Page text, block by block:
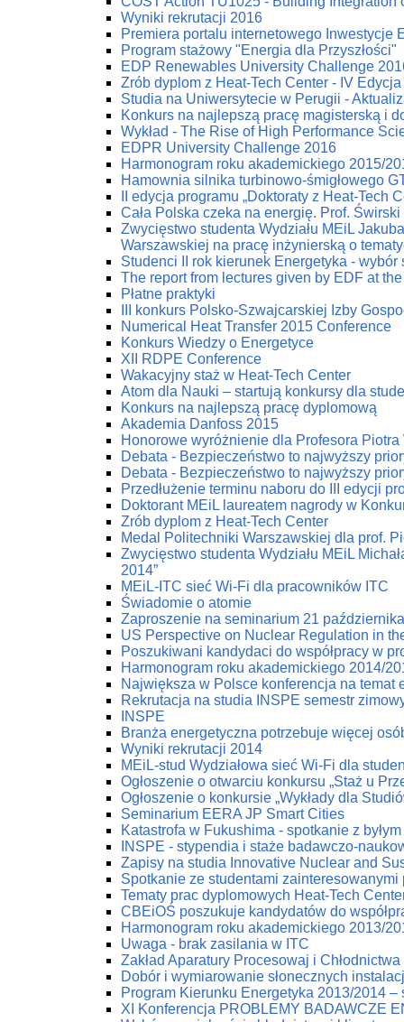
Wyniki rekrutacji 2016
Premiera portalu internetowego Inwestycje
Program stażowy "Energia dla Przyszłości"
EDP Renewables University Challenge
Zrób dyplom z Heat-Tech Center - IV
Studia na Uniwersytecie w Perugii -
Konkurs na najlepszą pracę magisterską i
Wykład - The Rise of High Performance
EDPR University Challenge 2016
Harmonogram roku akademickiego 2015/
Hamownia silnika turbinowo-śmigłowego
II edycja programu „Doktoraty z Heat-Tech
Cała Polska czeka na energię. Prof. Świrski
Zwycięstwo studenta Wydziału MEiL
Warszawskiej na pracę inżynierską o
Studenci II rok kierunek Energetyka - wybór
The report from lectures given by EDF at
Płatne praktyki
III konkurs Polsko-Szwajcarskiej Izby
Numerical Heat Transfer 2015 Conference
Konkurs Wiedzy o Energetyce
XII RDPE Conference
Wakacyjny staż w Heat-Tech Center
Atom dla Nauki – startują konkursy dla
Konkurs na najlepszą pracę dyplomową
Akademia Danfoss 2015
Honorowe wyróżnienie dla Profesora
Debata - Bezpieczeństwo to najwyższy
Debata - Bezpieczeństwo to najwyższy
Przedłużenie terminu naboru do III edycji
Doktorant MEiL laureatem nagrody w
Zrób dyplom z Heat-Tech Center
Medal Politechniki Warszawskiej dla prof.
Zwycięstwo studenta Wydziału MEiL
2014”
MEiL-ITC sieć Wi-Fi dla pracowników ITC
Świadomie o atomie
Zaproszenie na seminarium 21 października
US Perspective on Nuclear Regulation in
Poszukiwani kandydaci do współpracy w
Harmonogram roku akademickiego 2014/
Największa w Polsce konferencja na temat
Rekrutacja na studia INSPE semestr
INSPE
Branża energetyczna potrzebuje więcej
Wyniki rekrutacji 2014
MEiL-stud Wydziałowa sieć Wi-Fi dla
Ogłoszenie o otwarciu konkursu „Staż u
Ogłoszenie o konkursie „Wykłady dla
Seminarium EERA JP Smart Cities
Katastrofa w Fukushima - spotkanie z
INSPE - stypendia i staże badawczo-
Zapisy na studia Innovative Nuclear and
Spotkanie ze studentami
Tematy prac dyplomowych Heat-Tech
CBEiOŚ poszukuje kandydatów do
Harmonogram roku akademickiego 2013/
Uwaga - brak zasilania w ITC
Zakład Aparatury Procesowaj i
Dobór i wymiarowanie słonecznych
Program Kierunku Energetyka 2013/2014
XI Konferencja PROBLEMY BADAWCZE